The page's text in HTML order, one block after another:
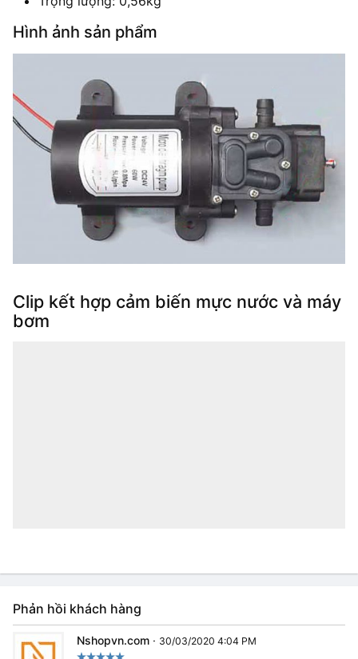
Hình ảnh sản phẩm
Clip kết hợp cảm biến mực nước và máy
bơm
Phản hồi khách hàng
Nshopvn.com · 30/03/2020 4:04 PM